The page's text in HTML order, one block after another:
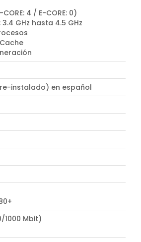
4 / E-CORE: 0)
GHz hasta 4.5 GHz
instalado) en español
1000 Mbit)